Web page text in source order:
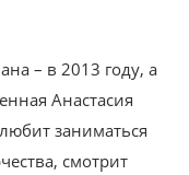
– в 2013 году, а
Анастасия
заниматься
смотрит